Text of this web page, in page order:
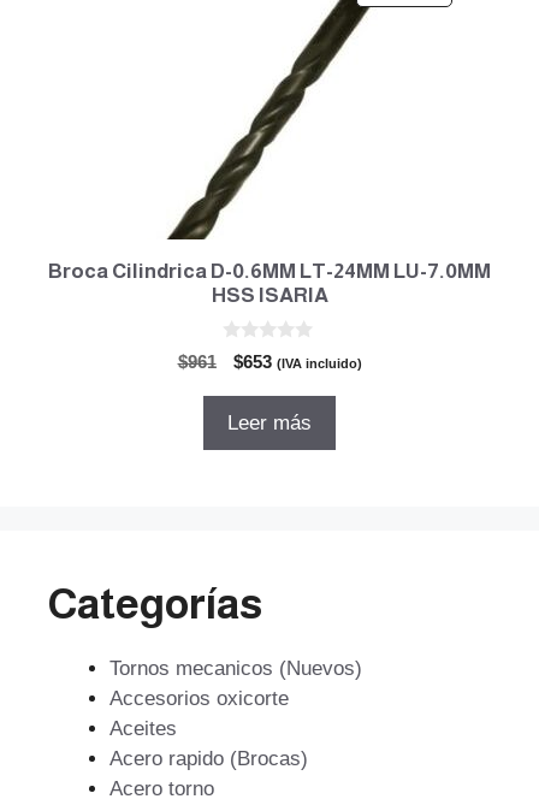
Broca Cilindrica D-0.6MM LT-24MM LU-7.0MM
HSS ISARIA
$961
El
original
$653El
actual
(IVA incluido)
Leer más
Categorías
Tornos mecanicos (Nuevos)
Accesorios oxicorte
Aceites
Acero rapido (Brocas)
Acero torno